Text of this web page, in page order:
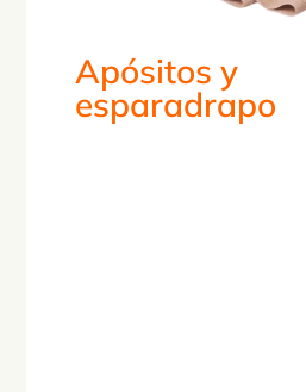
Apósitos y
esparadrapo